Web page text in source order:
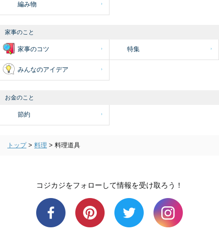
編み物
家事のこと
家事のコツ 特集
みんなのアイデア
お金のこと
節約
トップ > 料理 > 料理道具
コジカジをフォローして情報を受け取ろう！